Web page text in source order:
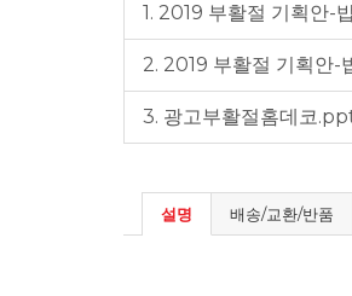
1. 2019 부활절 기획안-
2. 2019 부활절 기획안-
3. 광고부활절홈데코
설명 배송/교환/반품